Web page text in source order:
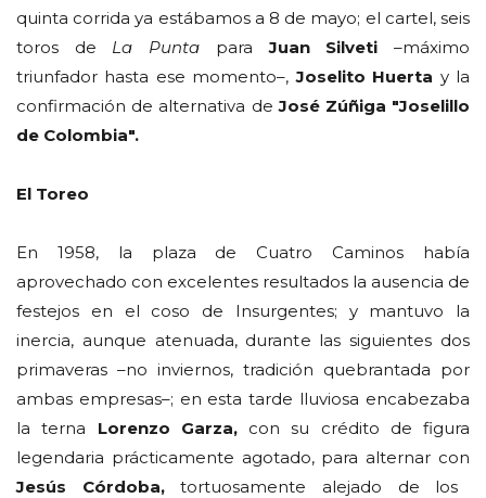
quinta corrida ya estábamos a 8 de mayo; el cartel, seis
toros de La Punta paraJuan Silveti–máximo
triunfador hasta ese momento–,Joselito Huerta y la
confirmación de alternativa deJosé Zúñiga "Joselillo
de Colombia".
El Toreo
En 1958, la plaza de Cuatro Caminos había
aprovechado con excelentes resultados la ausencia de
festejos en el coso de Insurgentes; y mantuvo la
inercia, aunque atenuada, durante las siguientes dos
primaveras –no inviernos, tradición quebrantada por
ambas empresas–; en esta tarde lluviosa encabezaba
la terna Lorenzo Garza,con su crédito de figura
legendaria prácticamente agotado, para alternar con
Jesús Córdoba,tortuosamente alejado de los